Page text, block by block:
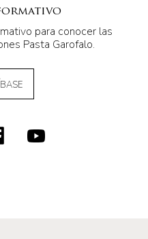
para conocer las
Pasta Garofalo.